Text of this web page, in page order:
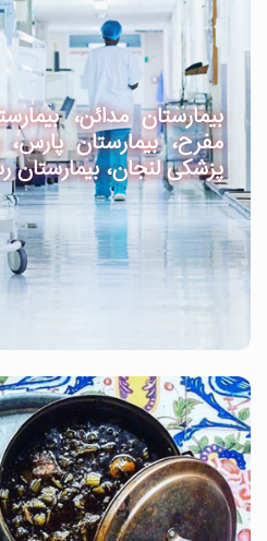
بیمارستان مدائن،
مفرح، بیمارستان پارس،
پزشکی لنجان، بیمارستان